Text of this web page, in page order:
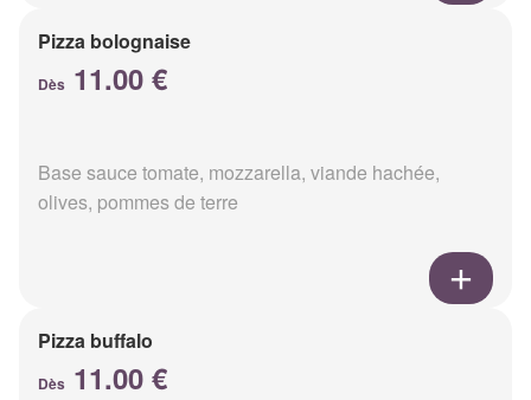
Pizza bolognaise
Dès 11.00 €
Base sauce tomate, mozzarella, viande hachée,
olives, pommes de terre
Pizza buffalo
Dès 11.00 €